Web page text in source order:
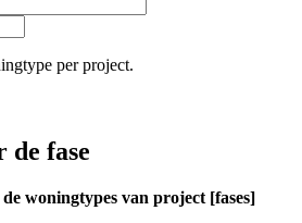
per project.
de fase
woningtypes van project [fases]